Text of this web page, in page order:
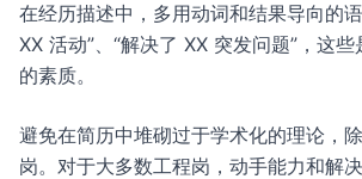
在经历描述中，多用动词和结果导向的
XX 活动”、“解决了 XX 突发问题”，这
的素质。
避免在简历中堆砌过于学术化的理论，
岗。对于大多数工程岗，动手能力和解